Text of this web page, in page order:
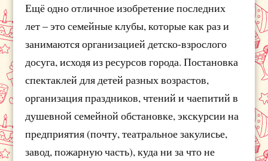
Ещё одно отличное изобретение последних
лет – это семейные клубы, которые как раз и
занимаются организацией детско-взрослого
досуга, исходя из ресурсов города. Постановка
спектаклей для детей разных возрастов,
организация праздников, чтений и чаепитий в
душевной семейной обстановке, экскурсии на
предприятия (почту, театральное закулисье,
завод, пожарную часть), куда ни за что не